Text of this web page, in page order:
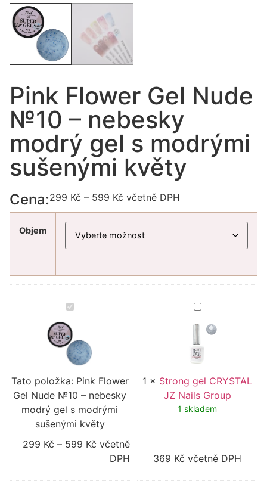
Pink Flower Gel Nude
№10 – nebesky
modrý gel s modrými
sušenými květy
Cena:299 Kč – 599 Kč včetně DPH
Objem
Pink
Flower
Gel
Nude
№10
–
nebesky
gel
s
modrými
sušenými
květy
Tato položka: Pink Flower
Gel Nude №10 – nebesky
modrý gel s modrými
sušenými květy
299 Kč – 599 Kč včetně
DPH
Strong
gel
CRYSTAL
JZ
Nails
Group
1 × Strong gel CRYSTAL
JZ Nails Group
1 skladem
369 Kč včetně DPH